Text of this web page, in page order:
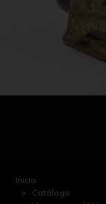
Inicio
Catálogo